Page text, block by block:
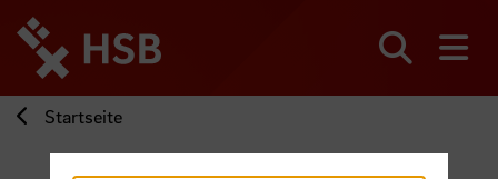
zum
Seiteninhalt
springen
Startseite